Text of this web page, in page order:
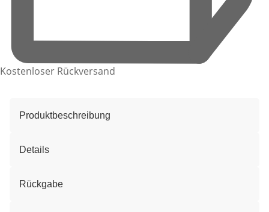
Kostenloser Rückversand
Produktbeschreibung
Details
Rückgabe